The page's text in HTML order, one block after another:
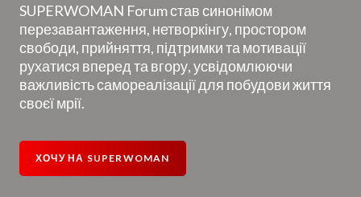
SUPERWOMAN Forum став синонімом
перезавантаження, нетворкінгу, простором
свободи, прийняття, підтримки та мотивації
рухатися вперед та вгору, усвідомлюючи
важливість самореалізації для побудови життя
своєї мрії.
ХОЧУ НА SUPERWOMAN